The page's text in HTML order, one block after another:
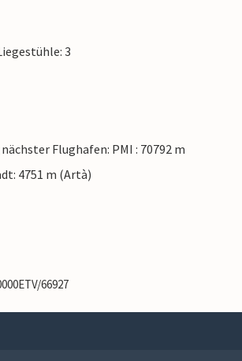
3
Flughafen: PMI : 70792 m
4751 m (Artà)
66927